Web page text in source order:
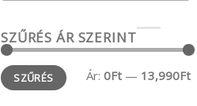
SZŰRÉS ÁR SZERINT
Min
ár
Max
ár SZŰRÉS Ár: 0Ft — 13,990Ft